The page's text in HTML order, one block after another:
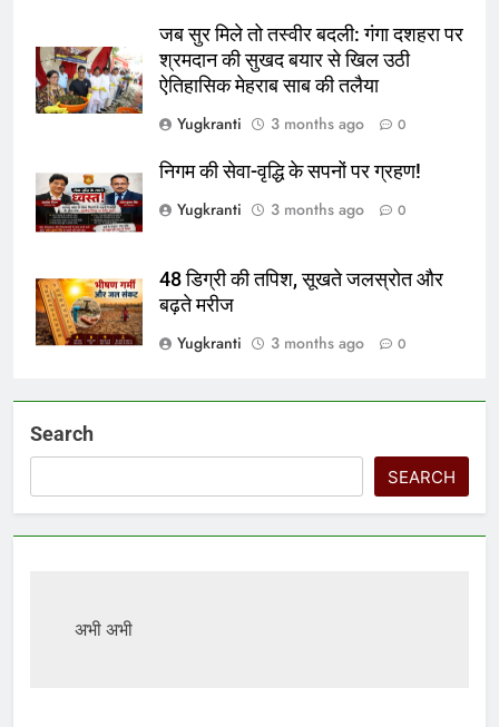
जब सुर मिले तो तस्वीर बदली: गंगा दशहरा पर
श्रमदान की सुखद बयार से खिल उठी
ऐतिहासिक मेहराब साब की तलैया
Yugkranti
3 months ago 0
निगम की सेवा-वृद्धि के सपनों पर ग्रहण!
Yugkranti
3 months ago 0
48 डिग्री की तपिश, सूखते जलस्रोत और
बढ़ते मरीज
Yugkranti
3 months ago 0
Search
SEARCH
अभी अभी